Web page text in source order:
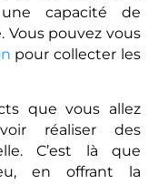
capacité de
Vous pouvez vous
pour collecter les
que vous allez
réaliser des
C’est là que
en offrant la